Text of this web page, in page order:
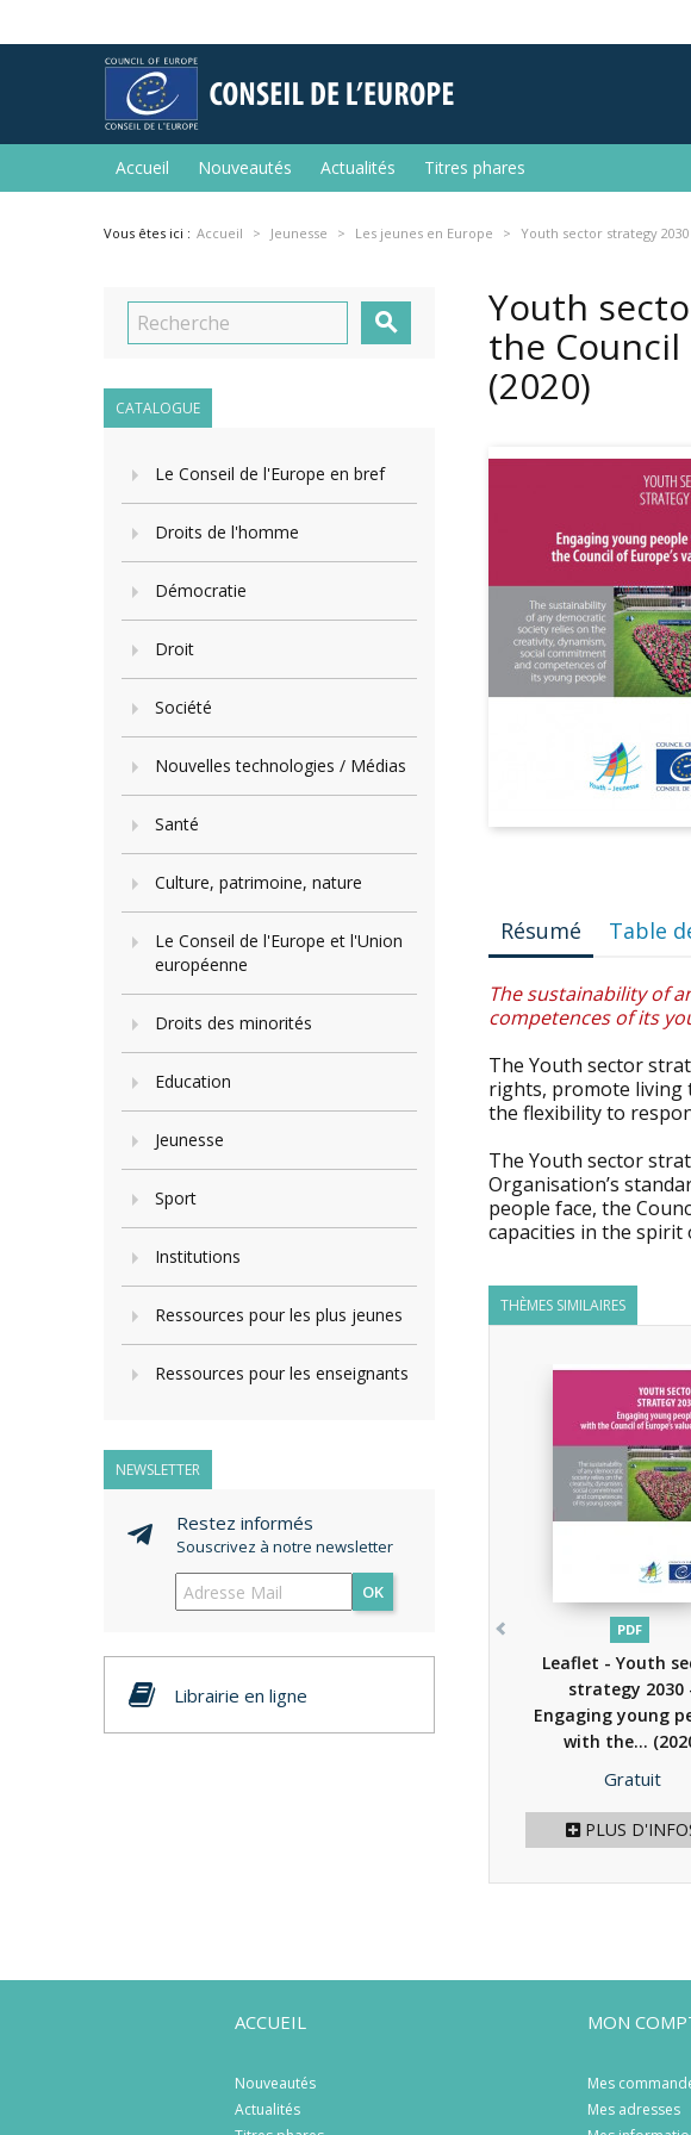
Accueil Nouveautés Actualités Titres phares
Vous êtes ici : Accueil Jeunesse Les jeunes en Europe Youth sector strategy

CATALOGUE
Le Conseil de l'Europe en bref
Droits de l'homme
Démocratie
Droit
Société
Nouvelles technologies / Médias
Santé
Culture, patrimoine, nature
Le Conseil de l'Europe et l'Union
européenne
Droits des minorités
Education
Jeunesse
Sport
Institutions
Ressources pour les plus jeunes
Ressources pour les enseignants
NEWSLETTER
Restez informés
Souscrivez à notre newsletter
OK
Librairie en ligne
Youth
the Council
(2020)
Résumé Table
The sustainability of
competences of its
The Youth sector
rights, promote living
the flexibility to
The Youth sector
Organisation’s
people face, the
capacities in the spirit
THÈMES SIMILAIRES
PDF
Leaflet - Youth
strategy 2030
Engaging young
with the...
Prix
Gratuit
PLUS
ACCUEIL
Nouveautés
Actualités
MON
Mes
Mes adresses